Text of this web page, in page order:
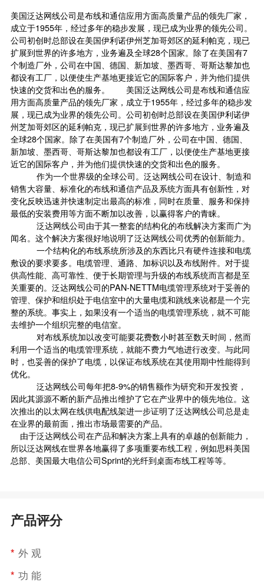
美国泛达网线公司是布线和通信应用方面高质量产品的领先厂家，
成立于1955年，经过多年的稳步发展，现已成为业界的领先公司。
公司初创时总部设在美国伊利诺伊州芝加哥郊区的延利帕克，现已
扩展到世界的许多地方，业务遍及全球28个国家。除了在美国有7
个制造厂外，公司在中国、德国、新加坡、墨西哥、哥斯达黎加也
都设有工厂，以便使生产基地更接近它的国际客户，并为他们提供
快速的交货和出色的服务。 美国泛达网线公司是布线和通信应
用方面高质量产品的领先厂家，成立于1955年，经过多年的稳步发
展，现已成为业界的领先公司。公司初创时总部设在美国伊利诺伊
州芝加哥郊区的延利帕克，现已扩展到世界的许多地方，业务遍及
全球28个国家。除了在美国有7个制造厂外，公司在中国、德国、
新加坡、墨西哥、哥斯达黎加也都设有工厂，以便使生产基地更接
近它的国际客户，并为他们提供快速的交货和出色的服务。
作为一个世界级的全球公司。泛达网线公司在设计、制造和
销售大容量、标准化的布线和通信产品及系统方面具有创新性，对
变化反映迅速并快速制定出最高的标准，同时在质量、服务和保持
最低的安装费用等方面不断加以改善，以赢得客户的青睐。
泛达网线公司由于其一整套的结构化的布线解决方案而广为
闻名。这个解决方案很好地说明了泛达网线公司优秀的创新能力。
一个结构化的布线系统所涉及的东西比只有硬件连接和电缆
敷设的要求要多。电缆管理、通路、加标识以及布线附件。对于提
供高性能、高可靠性、便于长期管理与升级的布线系统而言都是至
关重要的。泛达网线公司的PAN-NETTM电缆管理系统对于妥善的
管理、保护和组织处于电信室中的大量电缆和跳线来说都是一个完
整的系统。事实上，如果没有一个适当的电缆管理系统，就不可能
去维护一个组织完整的电信室。
对布线系统加以改变可能要花费数小时甚至数天时间，然而
利用一个适当的电缆管理系统，就能不费力气地进行改变。与此同
时，也妥善的保护了电缆，以保证布线系统在其使用期中性能得到
优化。
泛达网线公司每年把8-9%的销售额作为研究和开发投资，
因此其源源不断的新产品推出维护了它在产业界中的领先地位。这
次推出的以太网在线供电配线架进一步证明了泛达网线公司总是走
在业界的最前面，推出市场最需要的产品。
由于泛达网线公司在产品和解决方案上具有的卓越的创新能力，
所以泛达网线在世界各地赢得了多项重要布线工程，例如思科美国
总部、美国最大电信公司Sprint的光纤到桌面布线工程等等。
产品评分
* 外 观
* 功 能